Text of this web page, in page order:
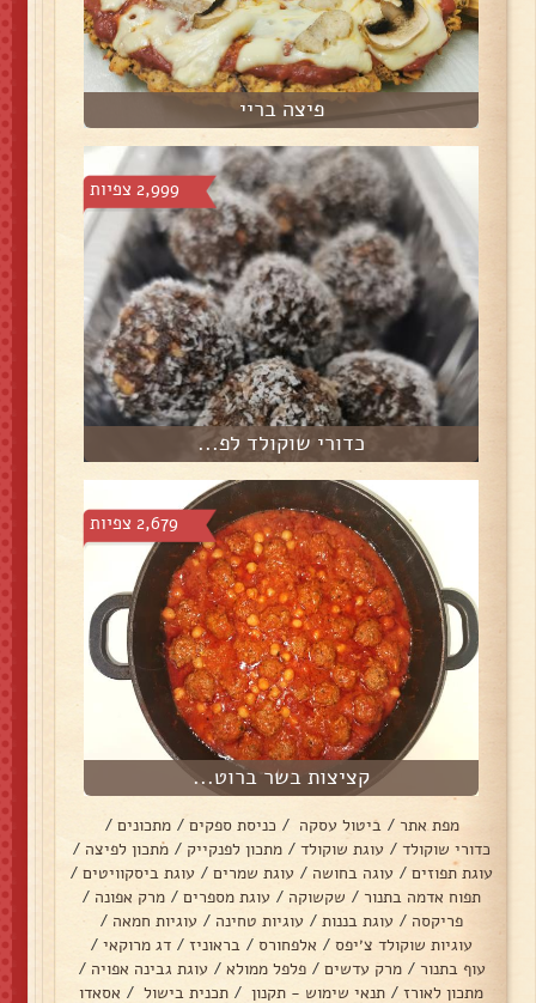
פיצה בריי
2,999 צפיות
כדורי שוקולד לפ...
2,679 צפיות
קציצות בשר ברוט...
מפת אתר / ביטול עסקה / כניסת ספקים / מתכונים /
כדורי שוקולד / עוגת שוקולד / מתכון לפנקייק / מתכון לפיצה /
עוגת תפוזים / עוגה בחושה / עוגת שמרים / עוגת ביסקוויטים /
תפוח אדמה בתנור / שקשוקה / עוגת מספרים / מרק אפונה /
פריקסה / עוגת בננות / עוגיות טחינה / עוגיות חמאה /
עוגיות שוקולד צ׳יפס / אלפחורס / בראוניז / דג מרוקאי /
עוף בתנור / מרק עדשים / פלפל ממולא / עוגת גבינה אפויה /
מתכון לאורז / תנאי שימוש - תקנון / תכנית בישול / אסאדו